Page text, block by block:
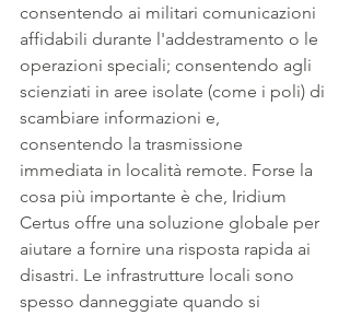
consentendo ai militari comunicazioni
affidabili durante l'addestramento o le
operazioni speciali; consentendo agli
scienziati in aree isolate (come i poli) di
scambiare informazioni e,
consentendo la trasmissione
immediata in località remote. Forse la
cosa più importante è che, Iridium
Certus offre una soluzione globale per
aiutare a fornire una risposta rapida ai
disastri. Le infrastrutture locali sono
spesso danneggiate quando si